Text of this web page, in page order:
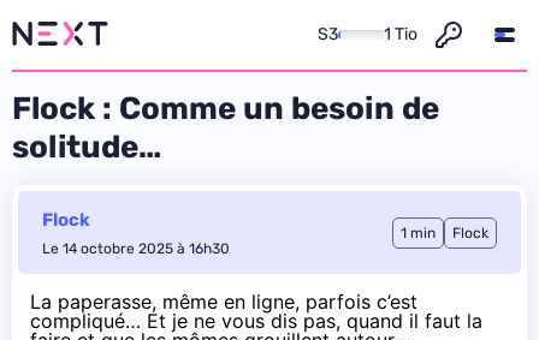
S3 1 Tio
Flock : Comme un besoin de
solitude…
Flock
Le 14 octobre 2025 à 16h30
1 min Flock
La paperasse, même en ligne, parfois c’est
compliqué… Et je ne vous dis pas, quand il faut la